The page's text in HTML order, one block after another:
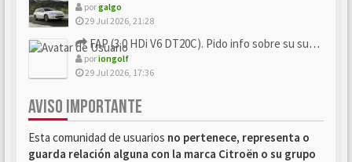
porgalgo
29 Jul 2026, 21:28
FAP (3.0 HDi V6 DT20C). Pido info sobre su sustitución
poriongolf
29 Jul 2026, 17:36
AVISO IMPORTANTE
Esta comunidad de usuarios no pertenece, representa o
guarda relación alguna con la marca Citroën o su grupo